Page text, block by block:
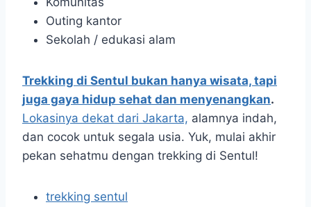
Outing kantor
Sekolah / edukasi alam
Trekking di Sentul bukan hanya wisata, tapi
juga gaya hidup sehat dan menyenangkan.
Lokasinya dekat dari Jakarta, alamnya indah,
dan cocok untuk segala usia. Yuk, mulai akhir
pekan sehatmu dengan trekking di Sentul!
trekking sentul